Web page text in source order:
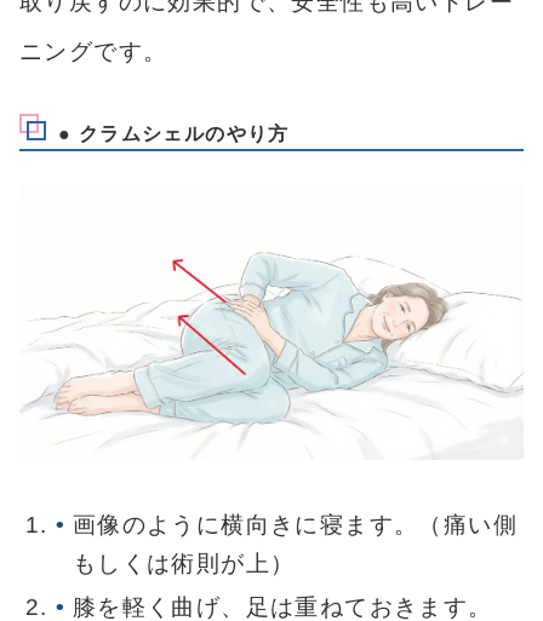
ニングです。
● クラムシェルのやり方
画像のように横向きに寝ます。（痛い側
もしくは術則が上）
膝を軽く曲げ、足は重ねておきます。